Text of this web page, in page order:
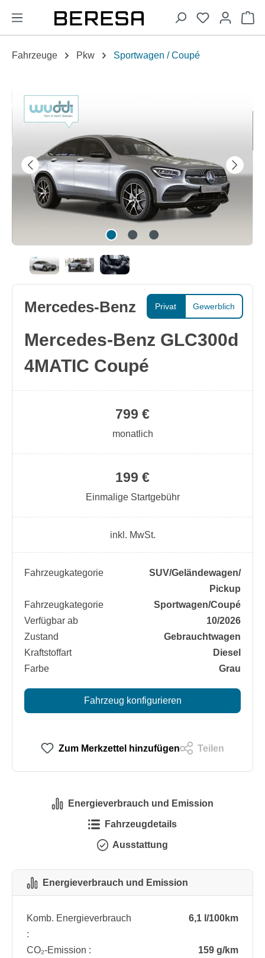
springen
Fahrzeuge Pkw Sportwagen / Coupé
Bildergalerie überspringen
Privat Gewerblich
Mercedes-Benz
Mercedes-Benz GLC300d
4MATIC Coupé
199 €
Einmalige Startgebühr
799 €
monatlich
inkl. MwSt.
Fahrzeugkategorie
SUV/​Geländewagen/​
Pickup
Fahrzeugkategorie
Sportwagen/​Coupé
Verfügbar ab
10/2026
Zustand
Gebrauchtwagen
Kraftstoffart
Diesel
Farbe
Grau
Fahrzeug konfigurieren
Zum Merkzettel hinzufügen Teilen
Energieverbrauch und Emission
Fahrzeugdetails
Ausstattung
Energieverbrauch und Emission
Komb. Energieverbrauch
:
6,1 l/100km
CO₂-Emission :
159 g/km